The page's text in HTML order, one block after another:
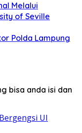
Melalui
of Seville
Polda Lampung
bisa anda isi dan